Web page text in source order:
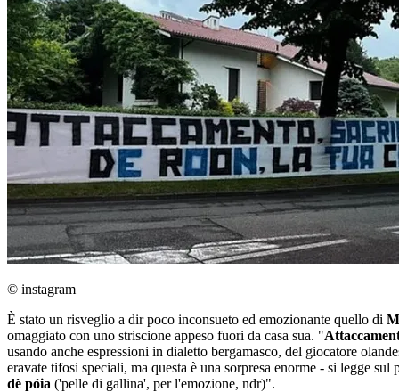
© instagram
È stato un risveglio a dir poco inconsueto ed emozionante quello di
omaggiato con uno striscione appeso fuori da casa sua. "
usando anche espressioni in dialetto bergamasco, del giocatore
eravate tifosi speciali, ma questa è una sorpresa enorme - si legge
dè póia ('pelle di gallina', per l'emozione, ndr)".